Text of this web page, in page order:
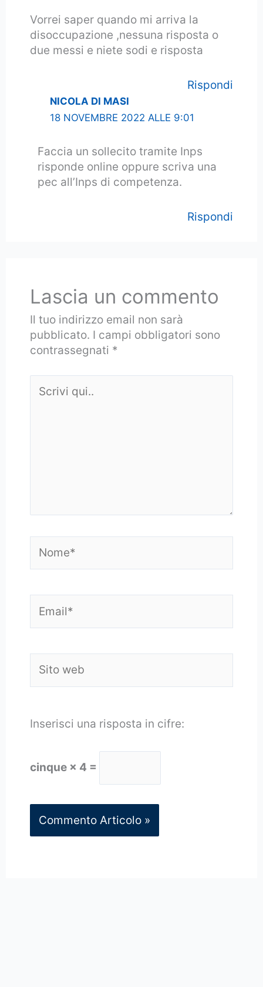
Vorrei saper quando mi arriva la
disoccupazione ,nessuna risposta o
due messi e niete sodi e risposta
Rispondi
NICOLA DI MASI
18 NOVEMBRE 2022 ALLE 9:01
Faccia un sollecito tramite Inps
risponde online oppure scriva una
pec all’Inps di competenza.
Rispondi
Lascia un commento
Il tuo indirizzo email non sarà
pubblicato. I campi obbligatori sono
contrassegnati *
qui..
web
Inserisci una risposta in cifre:
cinque × 4 =